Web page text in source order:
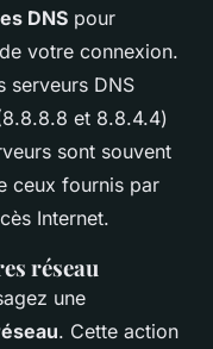
DNS pour
votre connexion.
serveurs DNS
et 8.8.4.4)
sont souvent
ceux fournis par
Internet.
réseau
une
. Cette action